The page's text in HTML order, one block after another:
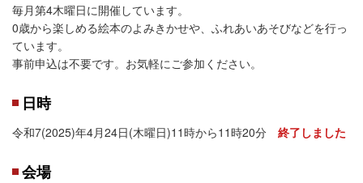
毎月第4木曜日に開催しています。
0歳から楽しめる絵本のよみきかせや、ふれあいあそびなどを行っ
ています。
事前申込は不要です。お気軽にご参加ください。
日時
令和7(2025)年4月24日(木曜日)11時から11時20分 終了しました
会場